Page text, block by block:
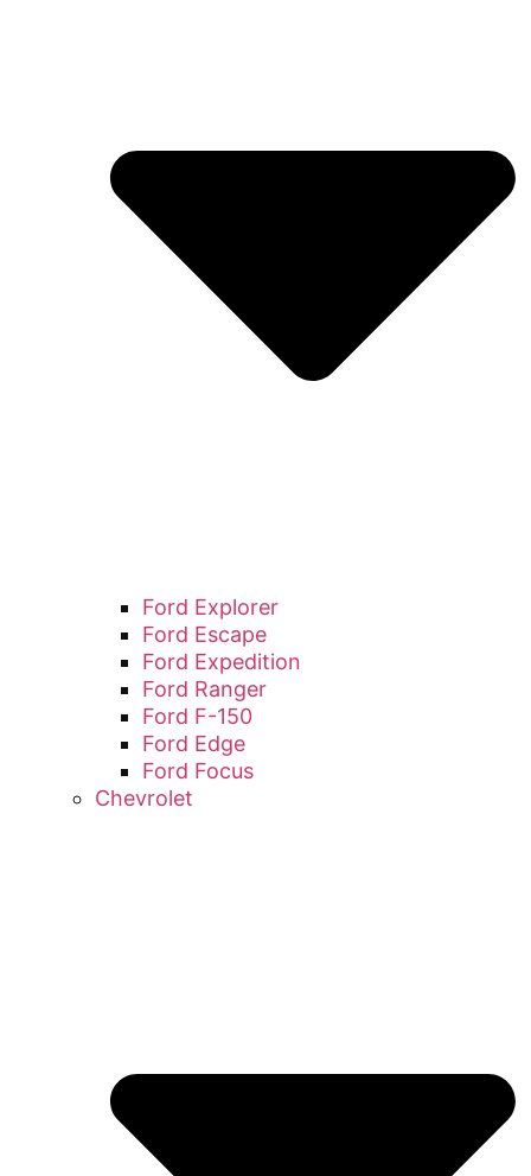
Ford Explorer
Ford Escape
Ford Expedition
Ford Ranger
Ford F-150
Ford Edge
Ford Focus
Chevrolet